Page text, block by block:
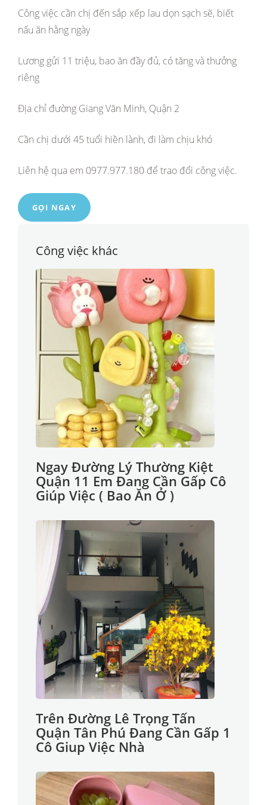
Công việc cần chị đến sắp xếp lau dọn sạch sẽ, biết
nấu ăn hằng ngày
Lương gửi 11 triệu, bao ăn đầy đủ, có tăng và thưởng
riêng
Địa chỉ đường Giang Văn Minh, Quận 2
Cần chị dưới 45 tuổi hiền lành, đi làm chịu khó
Liên hệ qua em 0977.977.180 để trao đổi công việc.
GỌI NGAY
Công việc khác
Ngay Đường Lý Thường Kiệt
Quận 11 Em Đang Cần Gấp Cô
Giúp Việc ( Bao Ăn Ở )
Trên Đường Lê Trọng Tấn
Quận Tân Phú Đang Cần Gấp 1
Cô Giup Việc Nhà